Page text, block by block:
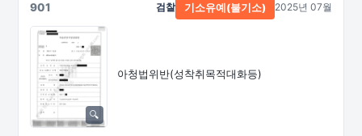
901
아청법위반(성착취목적대화등)
검찰 기소유예(불기소) 2025년 07월